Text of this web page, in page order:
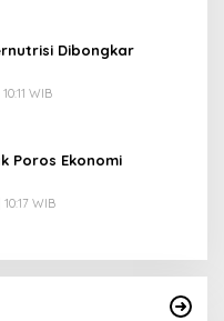
Dibongkar
WIB
Poros Ekonomi
WIB